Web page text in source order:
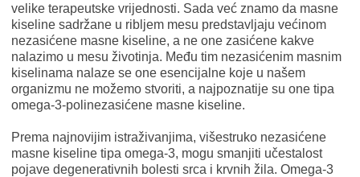
velike terapeutske vrijednosti. Sada već znamo da masne
kiseline sadržane u ribljem mesu predstavljaju većinom
nezasićene masne kiseline, a ne one zasićene kakve
nalazimo u mesu životinja. Među tim nezasićenim masnim
kiselinama nalaze se one esencijalne koje u našem
organizmu ne možemo stvoriti, a najpoznatije su one tipa
omega-3-polinezasićene masne kiseline.
Prema najnovijim istraživanjima, višestruko nezasićene
masne kiseline tipa omega-3, mogu smanjiti učestalost
pojave degenerativnih bolesti srca i krvnih žila. Omega-3